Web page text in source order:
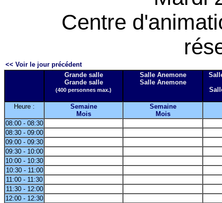
Centre
<< Voir le jour précédent
Grande salle
Grande salle
(400 personnes max.)
Salle Anemone
Salle Anemone
Heure :
Semaine
Mois
Semaine
Mois
08:00 - 08:30
08:30 - 09:00
09:00 - 09:30
09:30 - 10:00
10:00 - 10:30
10:30 - 11:00
11:00 - 11:30
11:30 - 12:00
12:00 - 12:30